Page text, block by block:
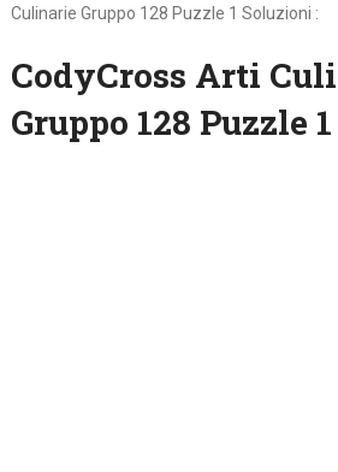
Culinarie Gruppo 128 Puzzle 1 Soluzioni :
CodyCross Arti
Gruppo 128 Puzzle